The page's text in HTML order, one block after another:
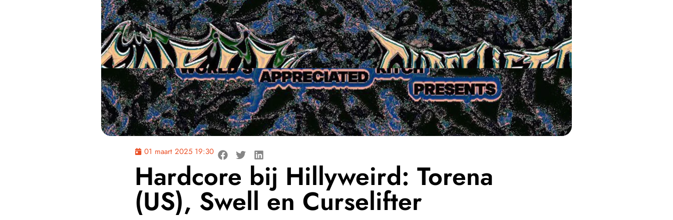
01 maart 2025 19:30
Hardcore bij Hillyweird: Torena
(US), Swell en Curselifter